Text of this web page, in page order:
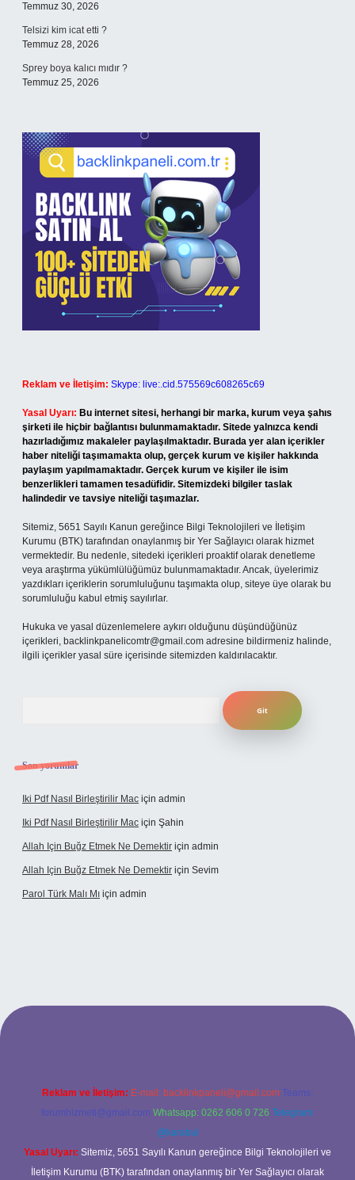
Temmuz 30, 2026
Telsizi kim icat etti ?
Temmuz 28, 2026
Sprey boya kalıcı mıdır ?
Temmuz 25, 2026
Reklam ve İletişim: Skype: live:.cid.575569c608265c69
Yasal Uyarı: Bu internet sitesi, herhangi bir marka, kurum veya şahıs
şirketi ile hiçbir bağlantısı bulunmamaktadır. Sitede yalnızca kendi
hazırladığımız makaleler paylaşılmaktadır. Burada yer alan içerikler
haber niteliği taşımamakta olup, gerçek kurum ve kişiler hakkında
paylaşım yapılmamaktadır. Gerçek kurum ve kişiler ile isim
benzerlikleri tamamen tesadüfidir. Sitemizdeki bilgiler taslak
halindedir ve tavsiye niteliği taşımazlar.
Sitemiz, 5651 Sayılı Kanun gereğince Bilgi Teknolojileri ve İletişim
Kurumu (BTK) tarafından onaylanmış bir Yer Sağlayıcı olarak hizmet
vermektedir. Bu nedenle, sitedeki içerikleri proaktif olarak denetleme
veya araştırma yükümlülüğümüz bulunmamaktadır. Ancak, üyelerimiz
yazdıkları içeriklerin sorumluluğunu taşımakta olup, siteye üye olarak bu
sorumluluğu kabul etmiş sayılırlar.
Hukuka ve yasal düzenlemelere aykırı olduğunu düşündüğünüz
içerikleri, backlinkpanelicomtr@gmail.com adresine bildirmeniz halinde,
ilgili içerikler yasal süre içerisinde sitemizden kaldırılacaktır.
Son yorumlar
Iki Pdf Nasıl Birleştirilir Mac için admin
Iki Pdf Nasıl Birleştirilir Mac için Şahin
Allah Için Buğz Etmek Ne Demektir için admin
Allah Için Buğz Etmek Ne Demektir için Sevim
Parol Türk Malı Mı için admin
ilbet giriş
Reklam ve İletişim: E-mail: backlinkpaneli@gmail.com Teams:
forumhizmeti@gmail.com Whatsapp: 0262 606 0 726 Telegram:
@karabul
Yasal Uyarı: Sitemiz, 5651 Sayılı Kanun gereğince Bilgi Teknolojileri ve
İletişim Kurumu (BTK) tarafından onaylanmış bir Yer Sağlayıcı olarak